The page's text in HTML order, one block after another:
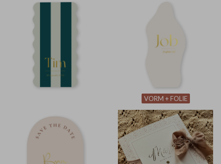
VORM + FOLIE